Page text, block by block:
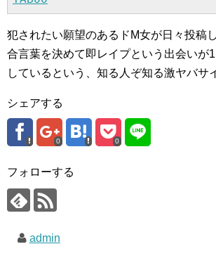
犯されたい願望のあるドM女が日々投稿
合言葉を決めて即レイプという出会いが
しているという、知る人ぞ知る激ヤバサ
シェアする
0 0
フォローする
admin